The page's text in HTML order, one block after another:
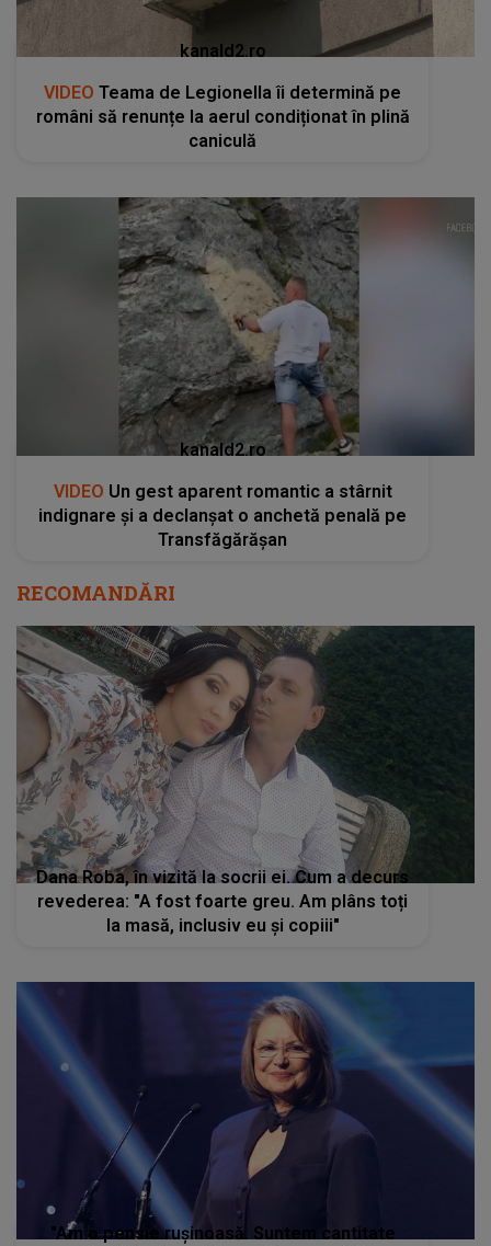
kanald2.ro
VIDEO Teama de Legionella îi determină pe
români să renunțe la aerul condiționat în plină
caniculă
kanald2.ro
VIDEO Un gest aparent romantic a stârnit
indignare și a declanșat o anchetă penală pe
Transfăgărășan
RECOMANDĂRI
Dana Roba, în vizită la socrii ei. Cum a decurs
revederea: "A fost foarte greu. Am plâns toți
la masă, inclusiv eu și copiii"
"Am o pensie rușinoasă. Suntem cantitate